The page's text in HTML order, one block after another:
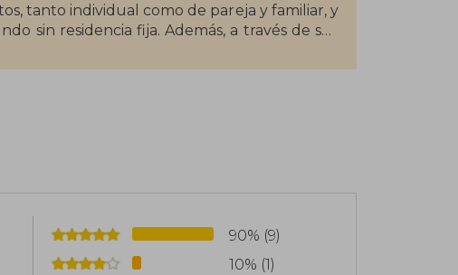
tanto individual como de pareja y familiar, y
sin residencia fija. Además, a través de sus
consejos para mejorar el bienestar diario de
90% (9)
10% (1)